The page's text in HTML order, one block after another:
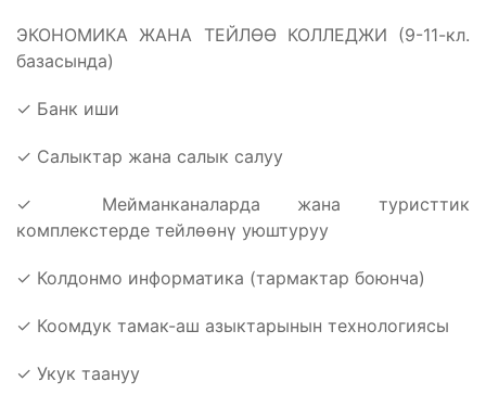
ЭКОНОМИКА ЖАНА ТЕЙЛӨӨ КОЛЛЕДЖИ (9-11-кл.
базасында)
✓ Банк иши
✓ Салыктар жана салык салуу
✓ Мейманканаларда жана туристтик
комплекстерде тейлөөнү уюштуруу
✓ Колдонмо информатика (тармактар боюнча)
✓ Коомдук тамак-аш азыктарынын технологиясы
✓ Укук таануу